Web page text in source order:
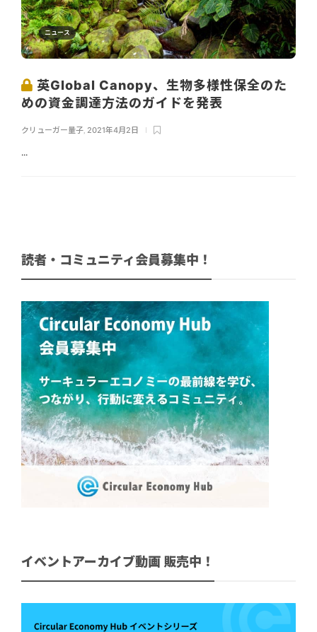
ニュース
英Global Canopy、生物多様性保全のた
めの資金調達方法のガイドを発表
クリューガー量子 2021年4月2日
...
読者・コミュニティ会員募集中！
イベントアーカイブ動画 販売中！